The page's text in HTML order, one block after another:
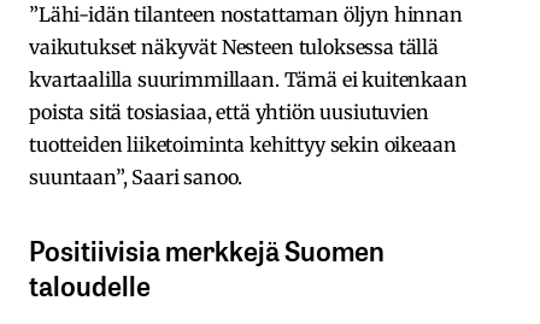
”Lähi-idän tilanteen nostattaman öljyn hinnan
vaikutukset näkyvät Nesteen tuloksessa tällä
kvartaalilla suurimmillaan. Tämä ei kuitenkaan
poista sitä tosiasiaa, että yhtiön uusiutuvien
tuotteiden liiketoiminta kehittyy sekin oikeaan
suuntaan”, Saari sanoo.
Positiivisia merkkejä Suomen
taloudelle